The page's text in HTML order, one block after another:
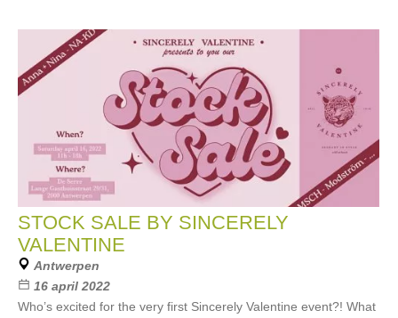
STOCK SALE BY SINCERELY
VALENTINE
Antwerpen
16 april 2022
Who’s excited for the very first Sincerely Valentine event?! What